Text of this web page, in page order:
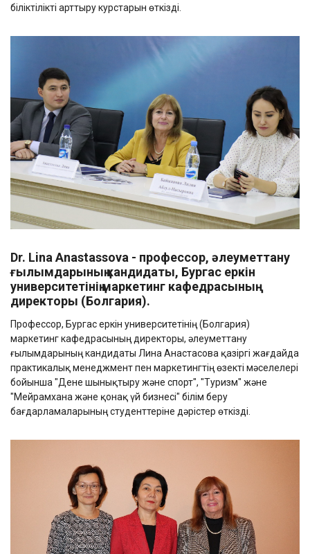
біліктілікті арттыру курстарын өткізді.
Dr. Lina Anastassova - профессор, әлеуметтану
ғылымдарының кандидаты, Бургас еркін
университетінің маркетинг кафедрасының
директоры (Болгария).
Профессор, Бургас еркін университетінің (Болгария)
маркетинг кафедрасының директоры, әлеуметтану
ғылымдарының кандидаты Лина Анастасова қазіргі жағдайда
практикалық менеджмент пен маркетингтің өзекті мәселелері
бойынша "Дене шынықтыру және спорт", "Туризм" және
"Мейрамхана және қонақ үй бизнесі" білім беру
бағдарламаларының студенттеріне дәрістер өткізді.